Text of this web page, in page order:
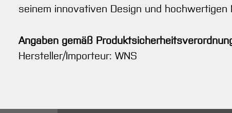
seinem innovativen Design und
Angaben gemäß
Hersteller/Importeur: WNS